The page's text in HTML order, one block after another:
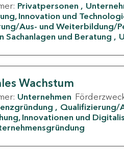
Privatpersonen
Innovation und
Aus- und Weiterbildung/
Sachanlagen und Beratung
Wachstum
Unternehmen
Qualifizierung/
Innovationen und